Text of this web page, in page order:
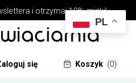
i otrzymaj 10% zniżki!
się Koszyk (0)
PL